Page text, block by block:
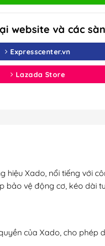
website và các
Expresscenter.vn
Lazada Store
Xado, nổi tiếng với
vệ động cơ, kéo dài
của Xado, cho